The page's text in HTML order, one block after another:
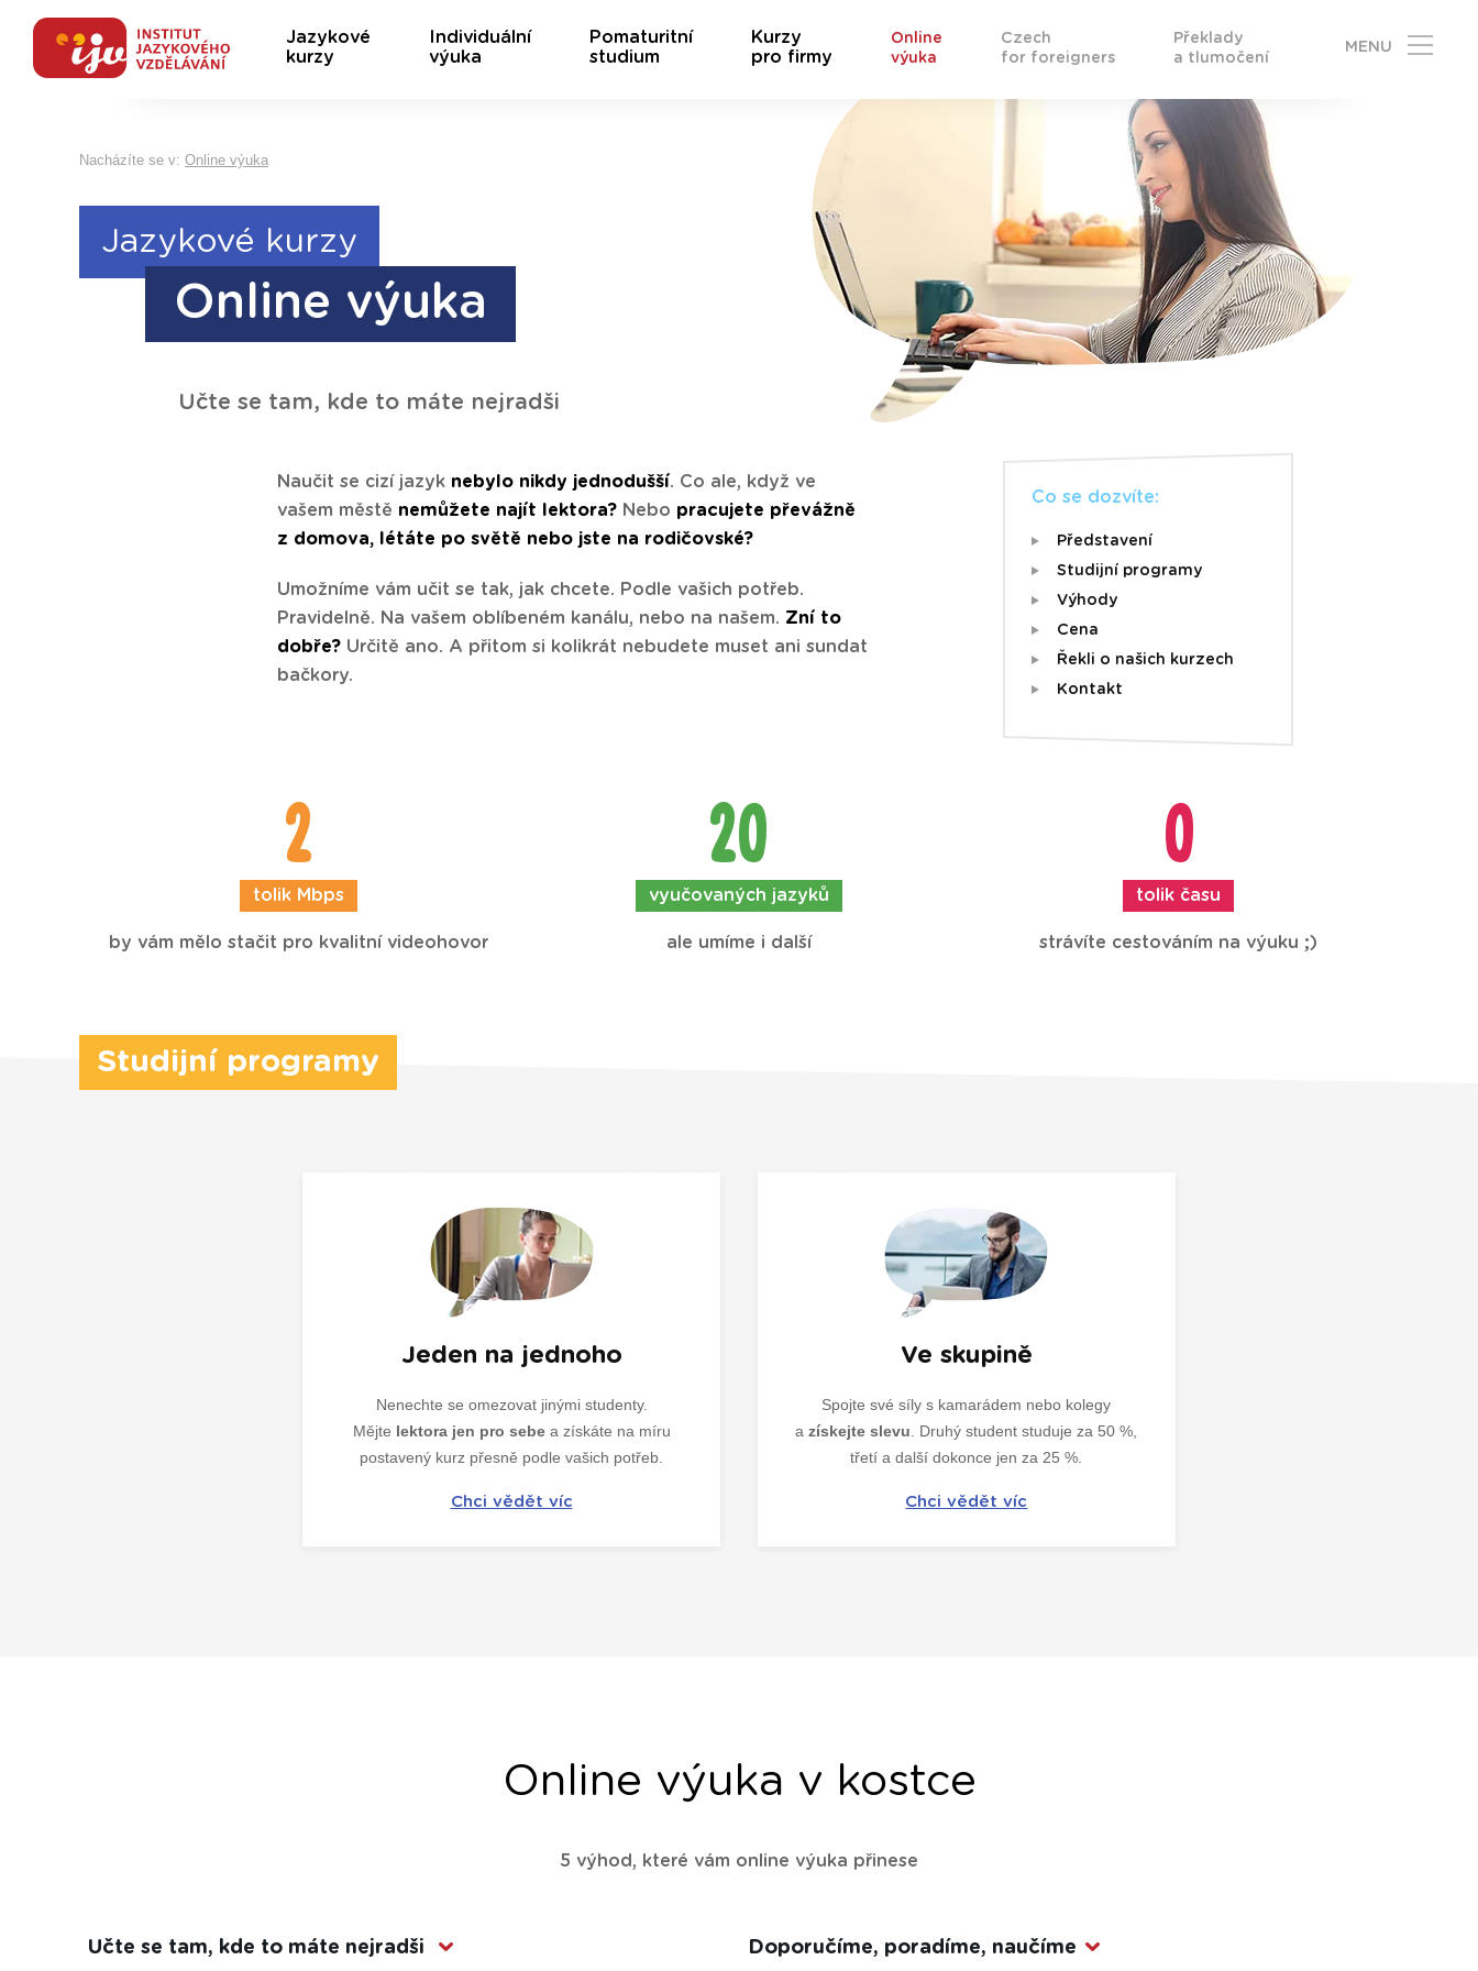
Jazykové
kurzy
Individuální
výuka
Pomaturitní
studium
Kurzy
pro firmy
Online
výuka
Czech
for foreigners
Překlady
a tlumočení
MENU
Nacházíte se v: Online výuka
Jazykové kurzy
Online výuka
Učte se tam, kde to máte nejradši
Naučit se cizí jazyk nebylo nikdy jednodušší. Co ale, když ve
vašem městě nemůžete najít lektora? Nebo pracujete převážně
z domova, létáte po světě nebo jste na rodičovské?
Umožníme vám učit se tak, jak chcete. Podle vašich potřeb.
Pravidelně. Na vašem oblíbeném kanálu, nebo na našem. Zní to
dobře? Určitě ano. A přitom si kolikrát nebudete muset ani sundat
bačkory.
Co se dozvíte:
Představení
Studijní programy
Výhody
Cena
Řekli o našich kurzech
Kontakt
2
tolik Mbps
by vám mělo stačit pro kvalitní videohovor
20
vyučovaných jazyků
ale umíme i další
0
tolik času
strávíte cestováním na výuku ;)
Studijní programy
Jeden na jednoho
Nenechte se omezovat jinými studenty.
Mějte lektora jen pro sebea získáte na míru
postavený kurz přesně podle vašich potřeb.
Chci vědět víc
Ve skupině
Spojte své síly s kamarádem nebo kolegy
azískejte slevu . Druhý student studuje za 50 %,
třetí a další dokonce jen za 25 %.
Chci vědět víc
Online výuka v kostce
5 výhod, které vám online výuka přinese
Učte se tam, kde to máte nejradši Doporučíme, poradíme, naučíme